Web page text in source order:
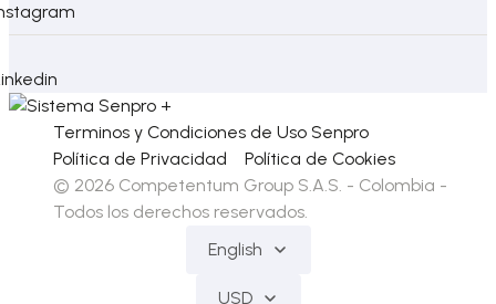
Terminos y Condiciones de Uso Senpro
Política de Privacidad
Política de Cookies
© 2026 Competentum Group S.A.S. - Colombia -
Todos los derechos reservados.
English
USD